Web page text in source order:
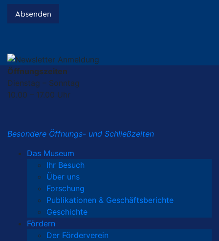
Öffnungszeiten
Dienstag – Sonntag
10.00 – 17.00 Uhr
Besondere Öffnungs- und Schließzeiten
Das Museum
Ihr Besuch
Über uns
Forschung
Publikationen & Geschäftsberichte
Geschichte
Fördern
Der Förderverein